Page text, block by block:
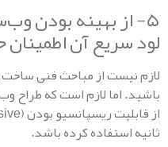
بهینه بودن وب‌سایت
آن اطمینان
از مباحث فنی ساخت
لازم است که طراح وب‌سایت
کرده باشد.